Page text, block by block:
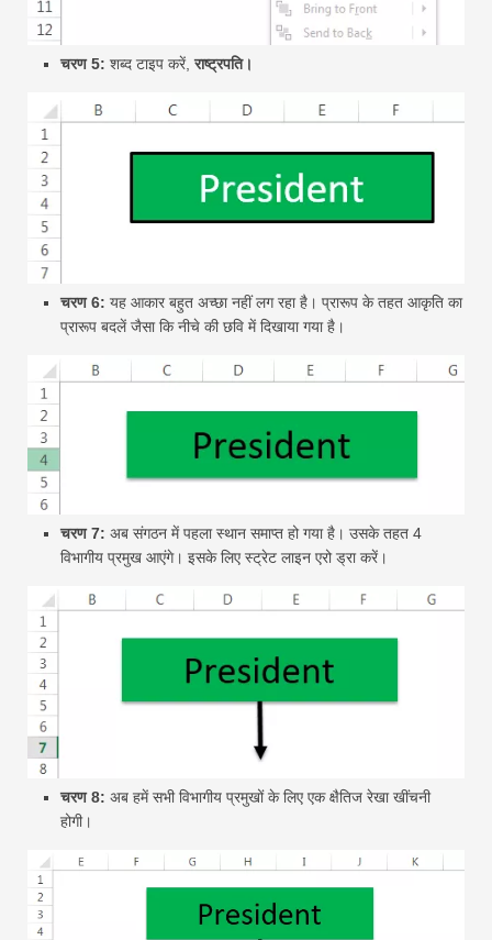
चरण 5: शब्द टाइप करें,राष्ट्रपति।
चरण 6: यह आकार बहुत अच्छा नहीं लग रहा है। प्रारूप के तहत आकृति का
प्रारूप बदलें जैसा कि नीचे की छवि में दिखाया गया है।
चरण 7: अब संगठन में पहला स्थान समाप्त हो गया है। उसके तहत 4
विभागीय प्रमुख आएंगे। इसके लिए स्ट्रेट लाइन एरो ड्रा करें।
चरण 8: अब हमें सभी विभागीय प्रमुखों के लिए एक क्षैतिज रेखा खींचनी
होगी।